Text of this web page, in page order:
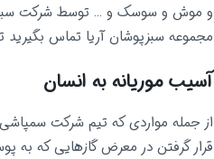
و موش و سوسک و … توسط شرکت
مجموعه سبزپوشان آریا تماس
آسیب موریانه به انسان
از جمله مواردی که تیم شرکت
قرار گرفتن در معرض گازهایی که